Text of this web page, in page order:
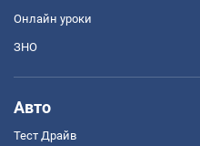
Онлайн уроки
ЗНО
Авто
Тест Драйв